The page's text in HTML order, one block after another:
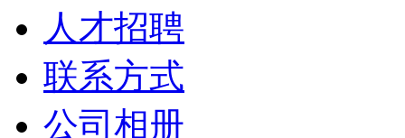
人才招聘
联系方式
公司相册